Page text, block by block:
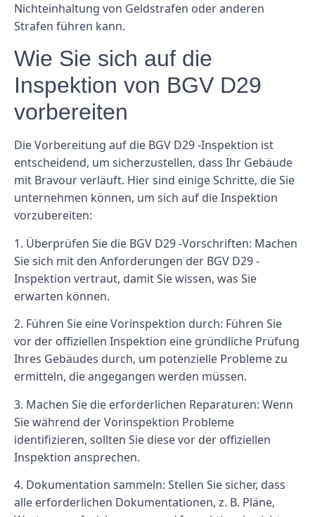
Nichteinhaltung von Geldstrafen oder anderen
Strafen führen kann.
Wie Sie sich auf die
Inspektion von BGV D29
vorbereiten
Die Vorbereitung auf die BGV D29 -Inspektion ist
entscheidend, um sicherzustellen, dass Ihr Gebäude
mit Bravour verläuft. Hier sind einige Schritte, die Sie
unternehmen können, um sich auf die Inspektion
vorzubereiten:
1. Überprüfen Sie die BGV D29 -Vorschriften: Machen
Sie sich mit den Anforderungen der BGV D29 -
Inspektion vertraut, damit Sie wissen, was Sie
erwarten können.
2. Führen Sie eine Vorinspektion durch: Führen Sie
vor der offiziellen Inspektion eine gründliche Prüfung
Ihres Gebäudes durch, um potenzielle Probleme zu
ermitteln, die angegangen werden müssen.
3. Machen Sie die erforderlichen Reparaturen: Wenn
Sie während der Vorinspektion Probleme
identifizieren, sollten Sie diese vor der offiziellen
Inspektion ansprechen.
4. Dokumentation sammeln: Stellen Sie sicher, dass
alle erforderlichen Dokumentationen, z. B. Pläne,